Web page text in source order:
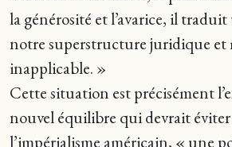
la générosité et l’avarice, il
notre superstructure juridique et
inapplicable. »
Cette situation est précisément
nouvel équilibre qui devrait éviter
l’impérialisme américain, « une